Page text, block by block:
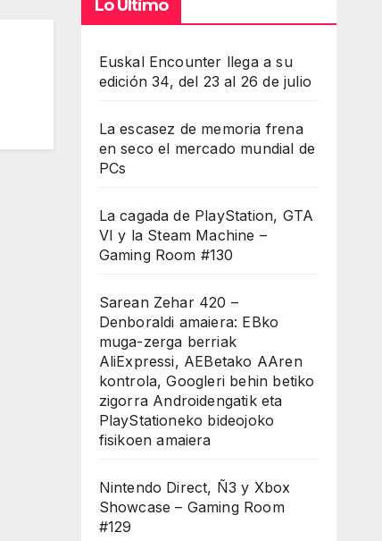
Lo Último
Euskal Encounter llega a su
edición 34, del 23 al 26 de julio
La escasez de memoria frena
en seco el mercado mundial de
PCs
La cagada de PlayStation, GTA
VI y la Steam Machine –
Gaming Room #130
Sarean Zehar 420 –
Denboraldi amaiera: EBko
muga-zerga berriak
AliExpressi, AEBetako AAren
kontrola, Googleri behin betiko
zigorra Androidengatik eta
PlayStationeko bideojoko
fisikoen amaiera
Nintendo Direct, Ñ3 y Xbox
Showcase – Gaming Room
#129